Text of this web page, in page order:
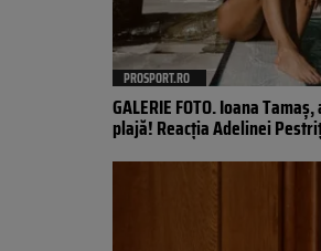
PROSPORT.RO
GALERIE FOTO. Ioana
plajă! Reacția Adelinei